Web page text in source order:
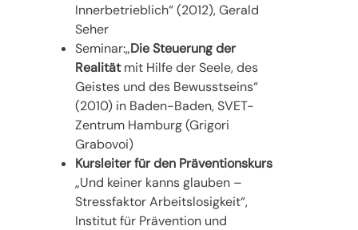
Innerbetrieblich“ (2012), Gerald
Seher
Seminar:„Die Steuerung der
Realitätmit Hilfe der Seele, des
Geistes und des Bewusstseins“
(2010) in Baden-Baden, SVET-
Zentrum Hamburg (Grigori
Grabovoi)
Kursleiter für den Präventionskurs
„Und keiner kanns glauben –
Stressfaktor Arbeitslosigkeit“,
Institut für Prävention und